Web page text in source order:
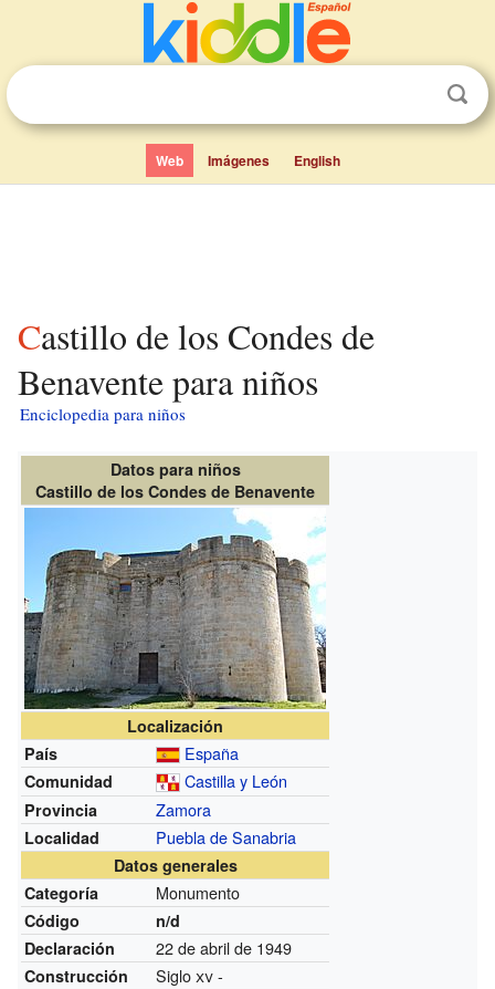
Web Imágenes English
Castillo de los Condes de
Benavente para niños
Enciclopedia para niños
Datos para niños
Castillo de los Condes de Benavente
Localización
País
España
Comunidad Castilla y León
Provincia Zamora
Localidad Puebla de Sanabria
Datos generales
Categoría
Monumento
Código
n/d
Declaración
22 de abril de 1949
Construcción Sigloxv-